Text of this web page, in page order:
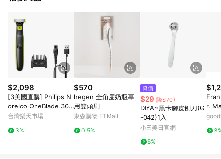
單資格確認。 6.欲透過APP導購跳轉前往活動頁之用戶，煩請更
新屈臣氏APP至版本26010.4.0。
$2,098
[3美國直購] Philips N
orelco OneBlade 360
QP2724 臉部 電動刮
520 _TC2
台灣樂天市場
3%
$570
hegen 全角度奶瓶專
用雙頭刷
東森購物 ETMall
0.5%
降價
$29 (降$70)
DIYA~黑卡腳皮刨刀(G
-042)1入
小三美日官網
5%
r.
流線